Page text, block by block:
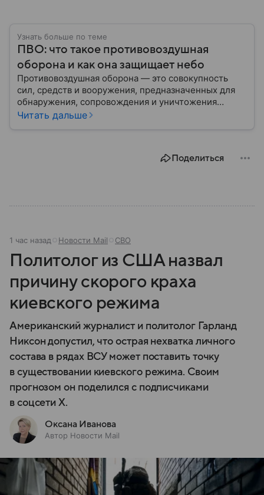
Узнать больше по теме
ПВО: что такое противовоздушная
оборона и как она защищает небо
Противовоздушная оборона — это совокупность
сил, средств и вооружения, предназначенных для
обнаружения, сопровождения и уничтожения
средств воздушного нападения. Современные
Читать дальше
Поделиться
1 час назад Новости Mail СВО
Политолог из США назвал
причину скорого краха
киевского режима
Американский журналист и политолог Гарланд
Никсон допустил, что острая нехватка личного
состава в рядах ВСУ может поставить точку
в существовании киевского режима. Своим
прогнозом он поделился с подписчиками
в соцсети X.
Оксана Иванова
Автор Новости Mail